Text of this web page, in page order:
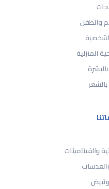
والطفل
المنزلية
بالشعر
والفيتامينات